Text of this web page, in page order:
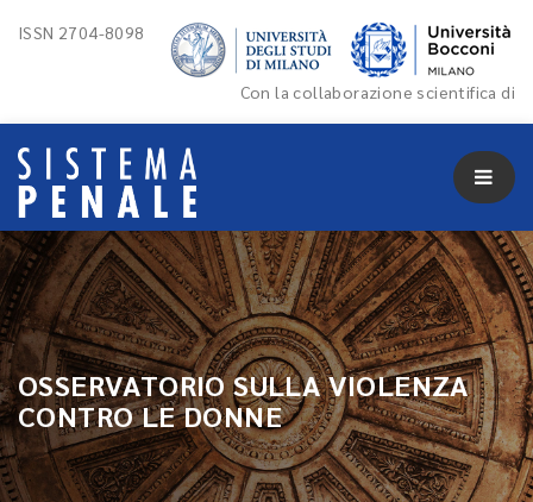
ISSN 2704-8098
Con la collaborazione scientifica di
OSSERVATORIO SULLA VIOLENZA
CONTRO LE DONNE